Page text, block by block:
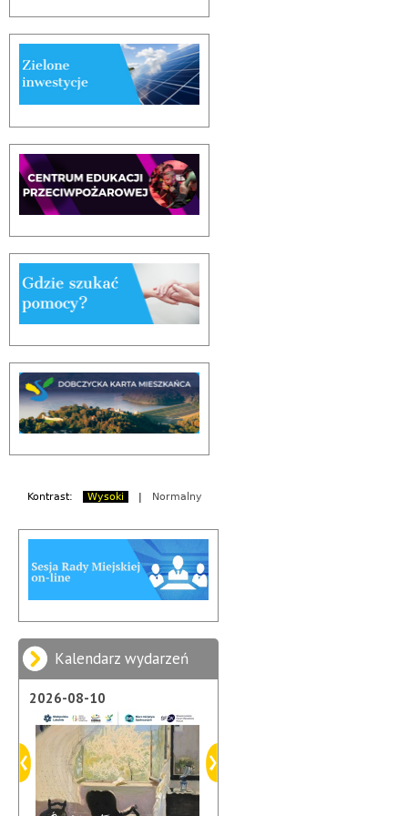
Kontrast: Wysoki Normalny
Kalendarz wydarzeń
2026-08-10
2026-08-21